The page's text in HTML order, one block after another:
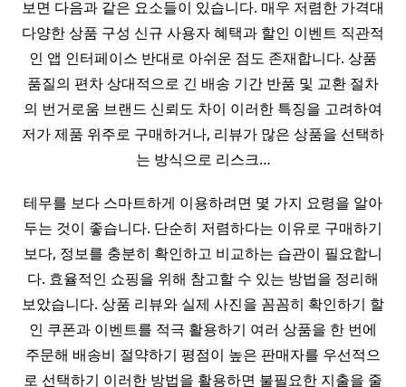
보면 다음과 같은 요소들이 있습니다. 매우 저렴한 가격대
다양한 상품 구성 신규 사용자 혜택과 할인 이벤트 직관적
인 앱 인터페이스 반대로 아쉬운 점도 존재합니다. 상품
품질의 편차 상대적으로 긴 배송 기간 반품 및 교환 절차
의 번거로움 브랜드 신뢰도 차이 이러한 특징을 고려하여
저가 제품 위주로 구매하거나, 리뷰가 많은 상품을 선택하
는 방식으로 리스크…
테무를 보다 스마트하게 이용하려면 몇 가지 요령을 알아
두는 것이 좋습니다. 단순히 저렴하다는 이유로 구매하기
보다, 정보를 충분히 확인하고 비교하는 습관이 필요합니
다. 효율적인 쇼핑을 위해 참고할 수 있는 방법을 정리해
보았습니다. 상품 리뷰와 실제 사진을 꼼꼼히 확인하기 할
인 쿠폰과 이벤트를 적극 활용하기 여러 상품을 한 번에
주문해 배송비 절약하기 평점이 높은 판매자를 우선적으
로 선택하기 이러한 방법을 활용하면 불필요한 지출을 줄